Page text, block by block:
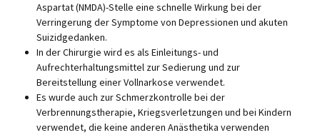
Aspartat (NMDA)-Stelle eine schnelle Wirkung bei der
Verringerung der Symptome von Depressionen und akuten
Suizidgedanken.
In der Chirurgie wird es als Einleitungs- und
Aufrechterhaltungsmittel zur Sedierung und zur
Bereitstellung einer Vollnarkose verwendet.
Es wurde auch zur Schmerzkontrolle bei der
Verbrennungstherapie, Kriegsverletzungen und bei Kindern
verwendet, die keine anderen Anästhetika verwenden